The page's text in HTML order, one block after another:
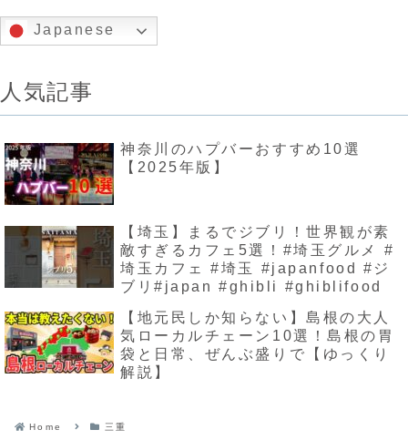
Japanese
人気記事
神奈川のハプバーおすすめ10選
【2025年版】
【埼玉】まるでジブリ！世界観が素
敵すぎるカフェ5選！#埼玉グルメ #
埼玉カフェ #埼玉 #japanfood #ジ
ブリ#japan #ghibli #ghiblifood
【地元民しか知らない】島根の大人
気ローカルチェーン10選！島根の胃
袋と日常、ぜんぶ盛りで【ゆっくり
解説】
Home 三重